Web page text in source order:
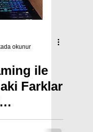
okunur
ile
Farklar
Uygun?